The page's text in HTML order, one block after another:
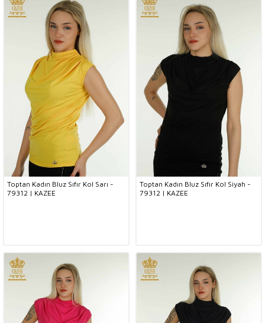
Toptan Kadın Bluz Sıfır Kol Sarı -
79312 | KAZEE
Toptan Kadın Bluz Sıfır Kol Siyah -
79312 | KAZEE